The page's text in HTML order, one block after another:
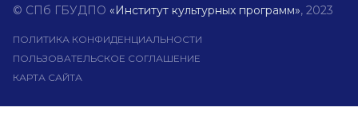
© СПб ГБУДПО «Институт культурных программ», 2023
ПОЛИТИКА КОНФИДЕНЦИАЛЬНОСТИ
ПОЛЬЗОВАТЕЛЬСКОЕ СОГЛАШЕНИЕ
КАРТА САЙТА